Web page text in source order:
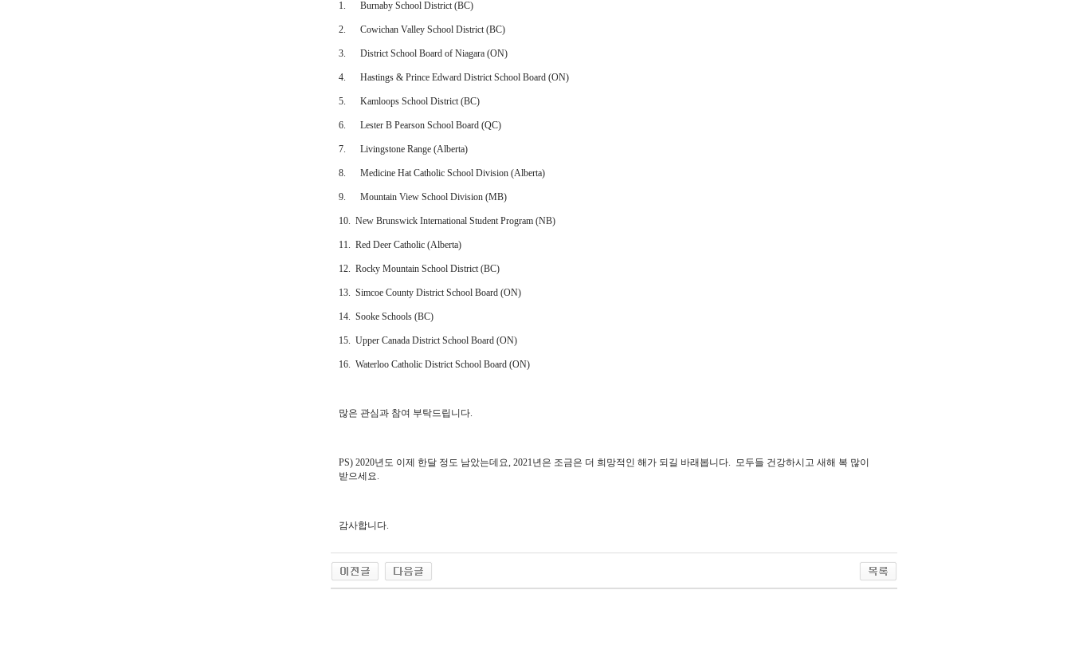
1. Burnaby School District (BC)
2. Cowichan Valley School District (BC)
3. District School Board of Niagara (ON)
4. Hastings & Prince Edward District School Board (ON)
5. Kamloops School District (BC)
6. Lester B Pearson School Board (QC)
7. Livingstone Range (Alberta)
8. Medicine Hat Catholic School Division (Alberta)
9. Mountain View School Division (MB)
10. New Brunswick International Student Program (NB)
11. Red Deer Catholic (Alberta)
12. Rocky Mountain School District (BC)
13. Simcoe County District School Board (ON)
14. Sooke Schools (BC)
15. Upper Canada District School Board (ON)
16. Waterloo Catholic District School Board (ON)
많은 관심과 참여 부탁드립니다.
PS) 2020년도 이제 한달 정도 남았는데요, 2021년은 조금은 더 희망적인 해가 되길 바래봅니다. 모두들 건강하시고 새해 복 많이
받으세요.
감사합니다.